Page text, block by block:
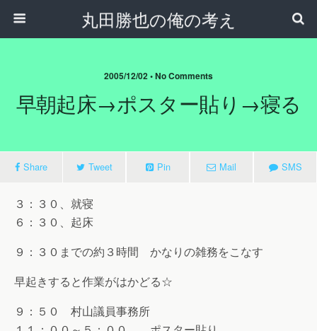
丸田勝也の俺の考え
2005/12/02 •No Comments
早朝起床→ポスター貼り→寝る
Share Tweet Pin Mail SMS
３：３０、就寝
６：３０、起床
９：３０までの約３時間 かなりの雑務をこなす
早起きすると作業がはかどる☆
９：５０ 村山議員事務所